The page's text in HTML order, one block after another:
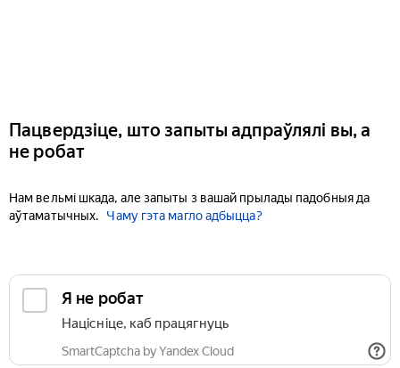
Пацвердзіце, што запыты адпраўлялі вы, а
не робат
Нам вельмі шкада, але запыты з вашай прылады падобныя да
аўтаматычных.
Чаму гэта магло адбыцца?
Я не робат
Націсніце, каб працягнуць
SmartCaptcha by Yandex Cloud